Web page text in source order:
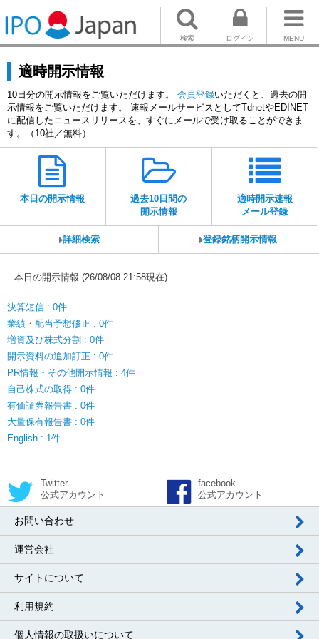
MENU
ログイン
検索
適時開示情報
10日分の開示情報をご覧いただけます。 会員登録いただくと、過去の開
示情報をご覧いただけます。 速報メールサービスとしてTdnetやEDINET
に配信したニュースリリースを、すぐにメールで受け取ることができま
す。（10社／無料）
本日の開示情報
過去10日間の
開示情報
適時開示速報
メール登録
詳細検索 登録銘柄開示情報
本日の開示情報 (26/08/08 21:58現在)
決算短信 : 0件
業績・配当予想修正 : 0件
増資及び株式分割 : 0件
開示資料の追加訂正 : 0件
PR情報・その他開示情報 : 4件
自己株式の取得 : 0件
有価証券報告書 : 0件
大量保有報告書 : 0件
English : 1件
Twitter
公式アカウント
facebook
公式アカウント
お問い合わせ
運営会社
サイトについて
利用規約
個人情報の取扱いについて